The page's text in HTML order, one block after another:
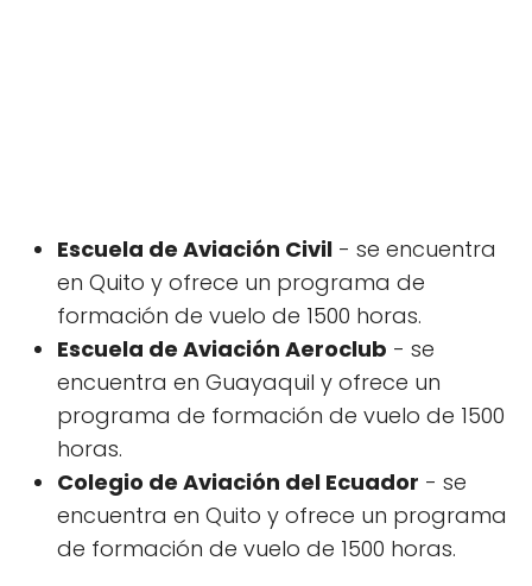
Escuela de Aviación Civil - se encuentra
en Quito y ofrece un programa de
formación de vuelo de 1500 horas.
Escuela de Aviación Aeroclub - se
encuentra en Guayaquil y ofrece un
programa de formación de vuelo de 1500
horas.
Colegio de Aviación del Ecuador - se
encuentra en Quito y ofrece un programa
de formación de vuelo de 1500 horas.